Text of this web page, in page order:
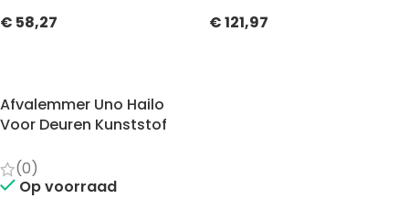
€ 58,27
€121,97
Afvalemmer Uno Hailo
Voor Deuren Kunststof
(0)
Op voorraad